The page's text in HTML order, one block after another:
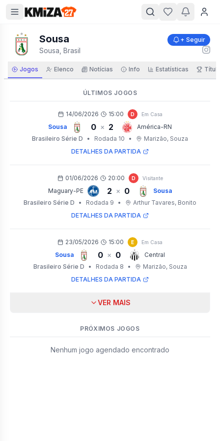
Sousa
Sousa, Brasil
+ Seguir
Jogos Elenco Notícias Info Estatísticas
ÚLTIMOS JOGOS
14/06/2026 15:00 D Em Casa
Sousa 0 × 2
América-RN
Brasileiro Série D
• Rodada 10 • Marizão, Souza
DETALHES DA PARTIDA
01/06/2026 20:00 D Visitante
Maguary-PE 2 × 0
Sousa
Brasileiro Série D
• Rodada 9 • Arthur Tavares, Bonito
DETALHES DA PARTIDA
23/05/2026 15:00 E Em Casa
Sousa 0 × 0
Central
Brasileiro Série D
• Rodada 8 • Marizão, Souza
DETALHES DA PARTIDA
VER MAIS
PRÓXIMOS JOGOS
Nenhum jogo agendado encontrado